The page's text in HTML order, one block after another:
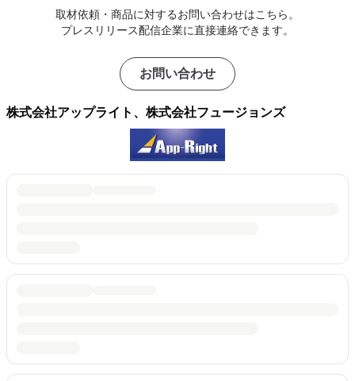
取材依頼・商品に対するお問い合わせはこちら。
プレスリリース配信企業に直接連絡できます。
お問い合わせ
株式会社アップライト、株式会社フュージョンズ